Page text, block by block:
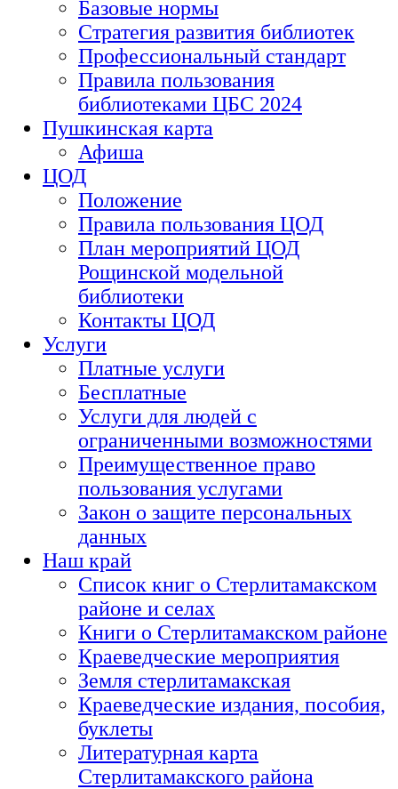
Базовые нормы
Стратегия развития библиотек
Профессиональный стандарт
Правила пользования
библиотеками ЦБС 2024
Пушкинская карта
Афиша
ЦОД
Положение
Правила пользования ЦОД
План мероприятий ЦОД
Рощинской модельной
библиотеки
Контакты ЦОД
Услуги
Платные услуги
Бесплатные
Услуги для людей с
ограниченными возможностями
Преимущественное право
пользования услугами
Закон о защите персональных
данных
Наш край
Список книг о Стерлитамакском
районе и селах
Книги о Стерлитамакском районе
Краеведческие мероприятия
Земля стерлитамакская
Краеведческие издания, пособия,
буклеты
Литературная карта
Стерлитамакского района